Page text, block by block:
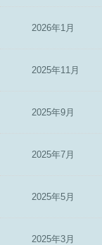
2026年1月
2025年11月
2025年9月
2025年7月
2025年5月
2025年3月